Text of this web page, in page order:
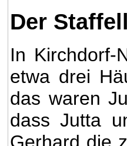
Der
In Kirchdorf-
etwa drei
das waren
dass Jutta
Gerhard die